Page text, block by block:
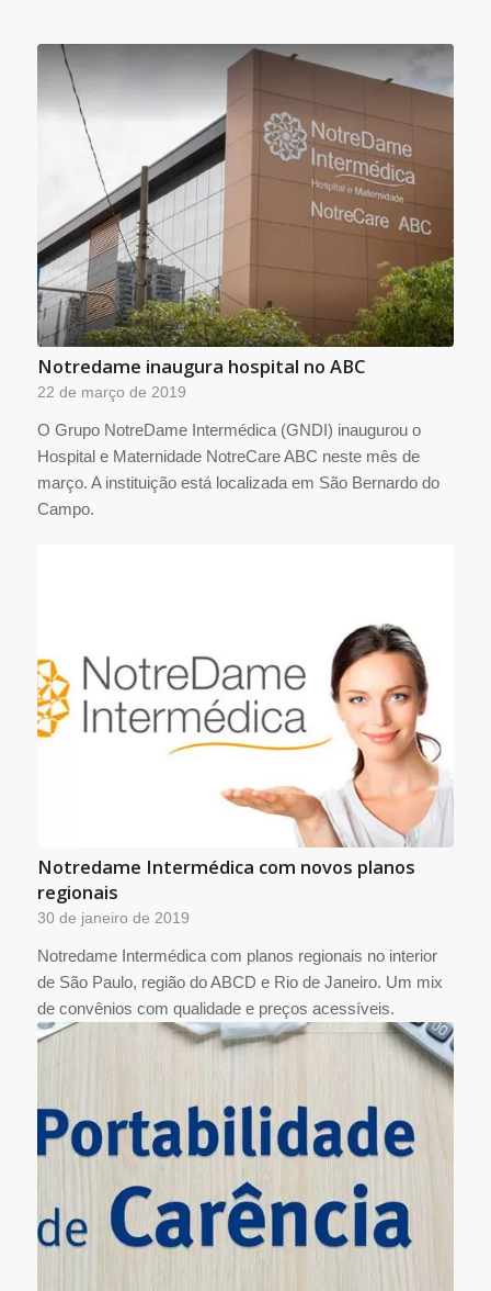
Notredame inaugura hospital no ABC
22 de março de 2019
O Grupo NotreDame Intermédica (GNDI) inaugurou o
Hospital e Maternidade NotreCare ABC neste mês de
março. A instituição está localizada em São Bernardo do
Campo.
Notredame Intermédica com novos planos
regionais
30 de janeiro de 2019
Notredame Intermédica com planos regionais no interior
de São Paulo, região do ABCD e Rio de Janeiro. Um mix
de convênios com qualidade e preços acessíveis.